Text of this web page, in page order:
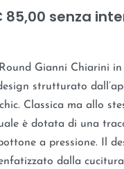
Gianni Chiarini
strutturato
Classica ma allo
è dotata di una
a pressione. Il
dalla